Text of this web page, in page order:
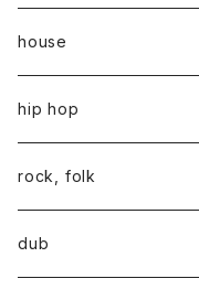
house
hip hop
rock, folk
dub